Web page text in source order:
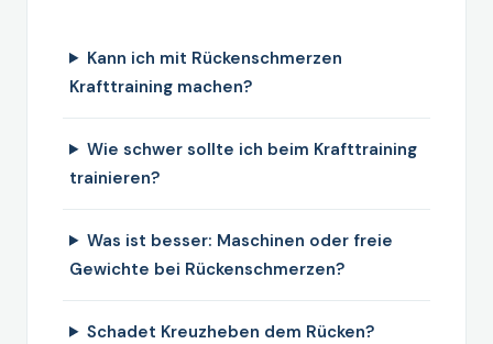
Kann ich mit Rückenschmerzen
Krafttraining machen?
Wie schwer sollte ich beim Krafttraining
trainieren?
Was ist besser: Maschinen oder freie
Gewichte bei Rückenschmerzen?
Schadet Kreuzheben dem Rücken?